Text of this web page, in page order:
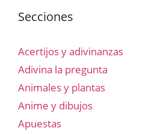
Secciones
Acertijos y adivinanzas
Adivina la pregunta
Animales y plantas
Anime y dibujos
Apuestas